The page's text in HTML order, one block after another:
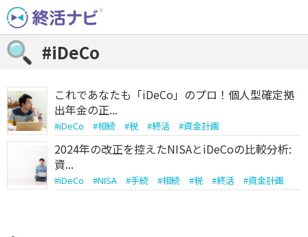
Skip
to
content
#iDeCo
これであなたも「iDeCo」のプロ！個人型確定拠
出年金の正...
#iDeCo #相続 #税 #終活 #資金計画
2024年の改正を控えたNISAとiDeCoの比較分析:
資...
#iDeCo #NISA #手続 #相続 #税 #終活 #資金計画